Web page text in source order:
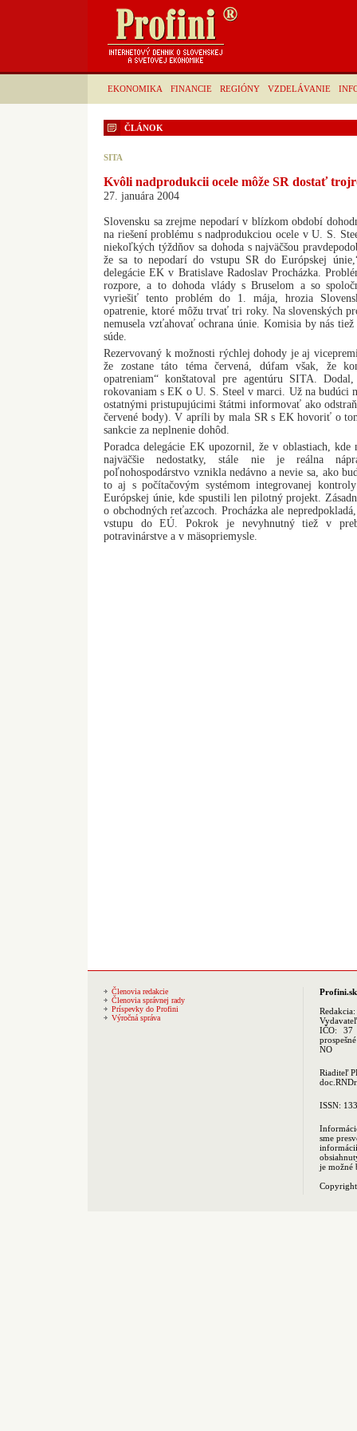
EKONOMIKA FINANCIE REGIÓNY VZDELÁVANIE
ČLÁNOK
SITA
Kvôli nadprodukcii ocele môže SR dostať
27. januára 2004
Slovensku sa zrejme nepodarí v blízkom období
na riešení problému s nadprodukciou ocele v U. S.
niekoľkých týždňov sa dohoda s najväčšou
že sa to nepodarí do vstupu SR do Európskej
delegácie EK v Bratislave Radoslav Procházka.
rozpore, a to dohoda vlády s Bruselom a so
vyriešiť tento problém do 1. mája, hrozia
opatrenie, ktoré môžu trvať tri roky. Na slovenských
nemusela vzťahovať ochrana únie. Komisia by nás
súde.
Rezervovaný k možnosti rýchlej dohody je aj
že zostane táto téma červená, dúfam však, že
opatreniam“ konštatoval pre agentúru SITA.
rokovaniam s EK o U. S. Steel v marci. Už na budúci
ostatnými pristupujúcimi štátmi informovať ako
červené body). V apríli by mala SR s EK hovoriť o
sankcie za neplnenie dohôd.
Poradca delegácie EK upozornil, že v oblastiach,
najväčšie nedostatky, stále nie je reálna
poľnohospodárstvo vznikla nedávno a nevie sa, ako
to aj s počítačovým systémom integrovanej
Európskej únie, kde spustili len pilotný projekt.
o obchodných reťazcoch. Procházka ale
vstupu do EÚ. Pokrok je nevyhnutný tiež v
potravinárstve a v mäsopriemysle.
Členovia redakcie
Členovia správnej rady
Príspevky do Profini
Výročná správa
Profini.sk
Redakcia:
IČO: 37
NO
Riaditeľ
ISSN:
sme
je možné